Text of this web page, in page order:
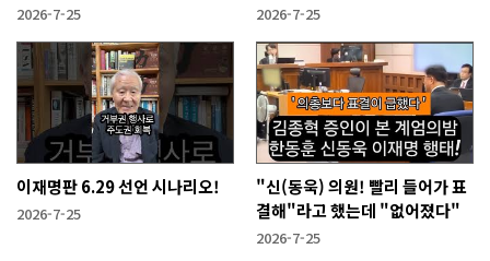
2026-7-25 2026-7-25
이재명판 6.29 선언 시나리오!
2026-7-25
"신(동욱) 의원! 빨리 들어가 표
결해"라고 했는데 "없어졌다"
2026-7-25